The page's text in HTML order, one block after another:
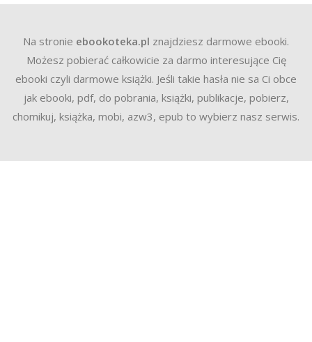
Na stronie ebookoteka.pl znajdziesz darmowe ebooki.
Możesz pobierać całkowicie za darmo interesujące Cię
ebooki czyli darmowe książki. Jeśli takie hasła nie sa Ci obce
jak ebooki, pdf, do pobrania, książki, publikacje, pobierz,
chomikuj, książka, mobi, azw3, epub to wybierz nasz serwis.